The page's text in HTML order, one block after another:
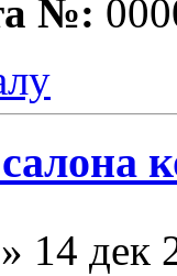
№:
» 14 дек